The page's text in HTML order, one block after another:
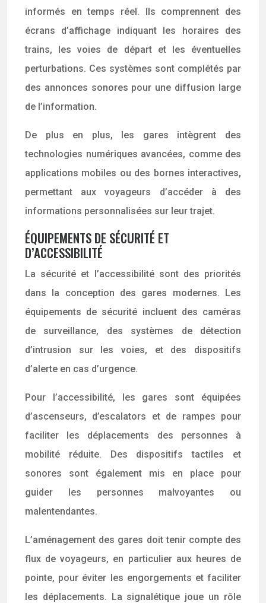
informés en temps réel. Ils comprennent des
écrans d’affichage indiquant les horaires des
trains, les voies de départ et les éventuelles
perturbations. Ces systèmes sont complétés par
des annonces sonores pour une diffusion large
de l’information.
De plus en plus, les gares intègrent des
technologies numériques avancées, comme des
applications mobiles ou des bornes interactives,
permettant aux voyageurs d’accéder à des
informations personnalisées sur leur trajet.
ÉQUIPEMENTS DE SÉCURITÉ ET
D’ACCESSIBILITÉ
La sécurité et l’accessibilité sont des priorités
dans la conception des gares modernes. Les
équipements de sécurité incluent des caméras
de surveillance, des systèmes de détection
d’intrusion sur les voies, et des dispositifs
d’alerte en cas d’urgence.
Pour l’accessibilité, les gares sont équipées
d’ascenseurs, d’escalators et de rampes pour
faciliter les déplacements des personnes à
mobilité réduite. Des dispositifs tactiles et
sonores sont également mis en place pour
guider les personnes malvoyantes ou
malentendantes.
L’aménagement des gares doit tenir compte des
flux de voyageurs, en particulier aux heures de
pointe, pour éviter les engorgements et faciliter
les déplacements. La signalétique joue un rôle